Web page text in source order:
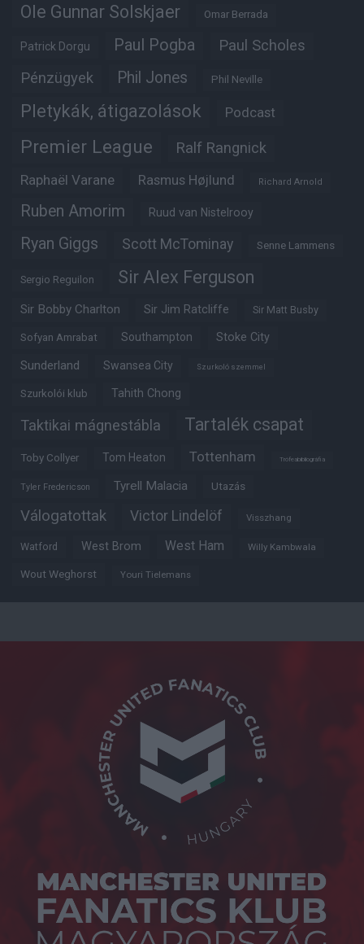
Ole Gunnar Solskjaer Omar Berrada
Patrick Dorgu Paul Pogba Paul Scholes
Pénzügyek Phil Jones Phil Neville
Pletykák, átigazolások Podcast
Premier League Ralf Rangnick
Raphaël Varane Rasmus Højlund Richard Arnold
Ruben Amorim Ruud van Nistelrooy
Ryan Giggs Scott McTominay Senne Lammens
Sergio Reguilon Sir Alex Ferguson
Sir Bobby Charlton Sir Jim Ratcliffe Sir Matt Busby
Sofyan Amrabat Southampton Stoke City
Sunderland Swansea City Szurkoló szemmel
Szurkolói klub Tahith Chong
Taktikai mágnestábla Tartalék csapat
Toby Collyer Tom Heaton Tottenham Trófeabibliográfia
Tyler Fredericson Tyrell Malacia Utazás
Válogatottak Victor Lindelöf Visszhang
Watford West Brom West Ham Willy Kambwala
Wout Weghorst Youri Tielemans